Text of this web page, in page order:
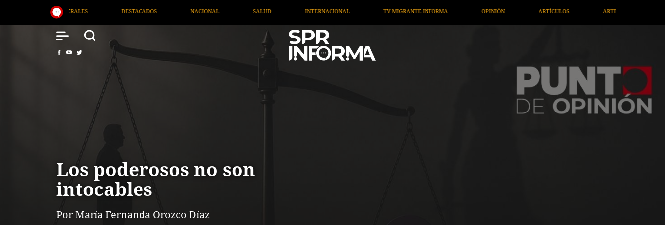
DESTACADOS NACIONAL SALUD INTERNACIONAL TV MIGRANTE INFORMA OPINIÓN ARTÍCULOS ARTE / ENTRETENIMIENTO ECONOMÍA / NEGOCIOS
Los poderosos no son
intocables
Por María Fernanda Orozco Díaz